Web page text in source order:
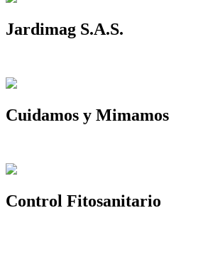
Jardimag S.A.S.
Cuidamos y Mimamos
Control Fitosanitario